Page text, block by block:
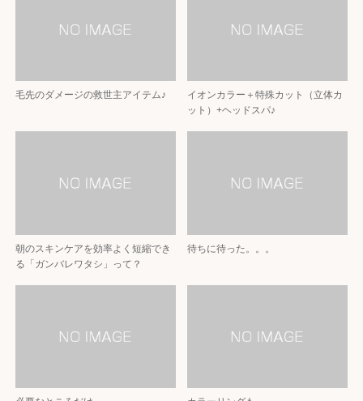
毛先のダメージの救世主アイテム♪
イオンカラー＋特殊カット（立体カ
ット）+ヘッドスパ♪
朝のスキンケアを効率よく短縮でき
る「ガンバレワタシ」って？
待ちに待った。。。